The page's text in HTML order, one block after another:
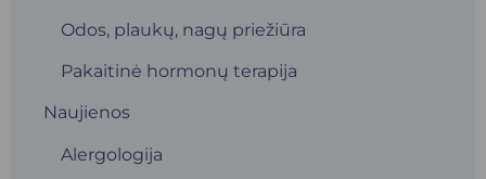
Odos, plaukų, nagų priežiūra
Pakaitinė hormonų terapija
Naujienos
Alergologija